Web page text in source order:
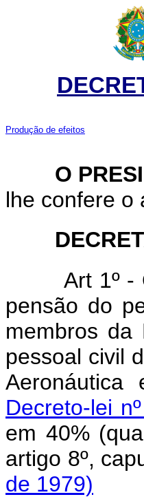
Produção de efeitos
O
lhe confere o
Art 1º - Os
pensão do
membros da
pessoal civil
Aeronáutica
Decreto-lei
em 40%
artigo 8º,
de 1979)